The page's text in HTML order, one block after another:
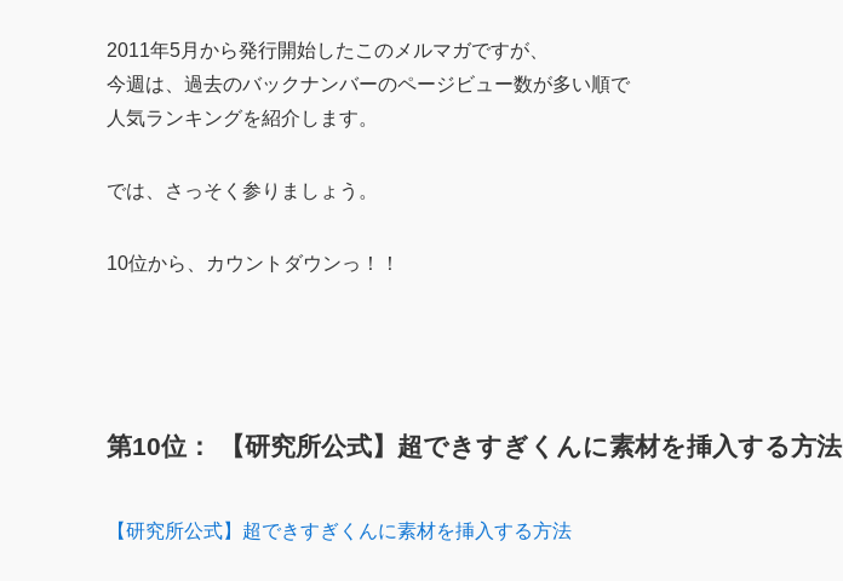
2011年5月から発行開始したこのメルマガですが、
今週は、過去のバックナンバーのページビュー数が多い順で
人気ランキングを紹介します。
では、さっそく参りましょう。
10位から、カウントダウンっ！！
第10位： 【研究所公式】超できすぎくんに素材を挿入する方法
【研究所公式】超できすぎくんに素材を挿入する方法